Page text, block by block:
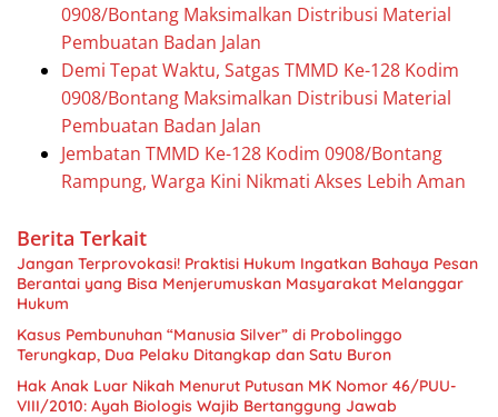
0908/Bontang Maksimalkan Distribusi Material
Pembuatan Badan Jalan
Demi Tepat Waktu, Satgas TMMD Ke-128 Kodim
0908/Bontang Maksimalkan Distribusi Material
Pembuatan Badan Jalan
Jembatan TMMD Ke-128 Kodim 0908/Bontang
Rampung, Warga Kini Nikmati Akses Lebih Aman
Berita Terkait
Jangan Terprovokasi! Praktisi Hukum Ingatkan Bahaya Pesan
Berantai yang Bisa Menjerumuskan Masyarakat Melanggar
Hukum
Kasus Pembunuhan “Manusia Silver” di Probolinggo
Terungkap, Dua Pelaku Ditangkap dan Satu Buron
Hak Anak Luar Nikah Menurut Putusan MK Nomor 46/PUU-
VIII/2010: Ayah Biologis Wajib Bertanggung Jawab